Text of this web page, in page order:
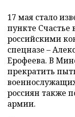
17 мая стало
пункте Счастье
российскими
спецназе –
Ерофеева. В
прекратить
россиян также
армии.